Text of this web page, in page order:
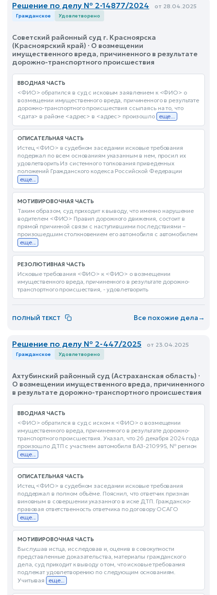
Решение по делу № 2-14877/2024 от 28.04.2025
Гражданское Удовлетворено
Советский районный суд г. Красноярска
(Красноярский край) · О возмещении
имущественного вреда, причиненного в результате
дорожно-транспортного происшествия
ВВОДНАЯ ЧАСТЬ
<ФИО> обратился в суд с исковым заявлением к <ФИО> о
возмещении имущественного вреда, причиненного в результате
дорожно-транспортного происшествия ссылаясь на то, что
<дата> в районе <адрес> в <адрес> произошло еще...
ОПИСАТЕЛЬНАЯ ЧАСТЬ
Истец <ФИО> в судебном заседании исковые требования
подержал по всем основаниям указанным в нем, просил их
удовлетворить Из системного толкования приведенных
положений Гражданского кодекса Российской Федерации
еще...
МОТИВИРОВОЧНАЯ ЧАСТЬ
Таким образом, суд приходит к выводу, что именно нарушение
водителем <ФИО> Правил дорожного движения, состоит в
прямой причинной связи с наступившими последствиями –
произошедшим столкновением его автомобиля с автомобилем
еще...
РЕЗОЛЮТИВНАЯ ЧАСТЬ
Исковые требования <ФИО> к <ФИО> о возмещении
имущественного вреда, причиненного в результате дорожно-
транспортного происшествия, - удовлетворить
ПОЛНЫЙ ТЕКСТ Все похожие дела→
Решение по делу № 2-447/2025 от 23.04.2025
Гражданское Удовлетворено
Ахтубинский районный суд (Астраханская область) ·
О возмещении имущественного вреда, причиненного
в результате дорожно-транспортного происшествия
ВВОДНАЯ ЧАСТЬ
<ФИО> обратился в суд с иском к <ФИО> о возмещении
имущественного вреда, причиненного в результате дорожно-
транспортного происшествия. Указал, что 26 декабря 2024 года
произошло ДТП с участием автомобиля ВАЗ-210995, № регион
еще...
ОПИСАТЕЛЬНАЯ ЧАСТЬ
Истец <ФИО> в судебном заседании исковые требования
поддержал в полном объёме. Пояснил, что ответчик признан
виновным в совершении указанного в иске ДТП. Гражданско-
правовая ответственность ответчика по договору ОСАГО
еще...
МОТИВИРОВОЧНАЯ ЧАСТЬ
Выслушав истца, исследовав и, оценив в совокупности
представленные доказательства, материалы гражданского
дела, суд приходит к выводу о том, что исковые требования
подлежат удовлетворению по следующим основаниям.
Учитывая
еще...